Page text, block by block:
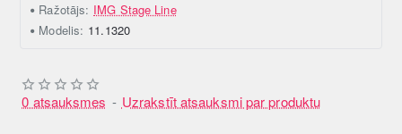
Ražotājs: IMG Stage Line
Modelis: 11.1320
0 atsauksmes - Uzrakstīt atsauksmi par produktu